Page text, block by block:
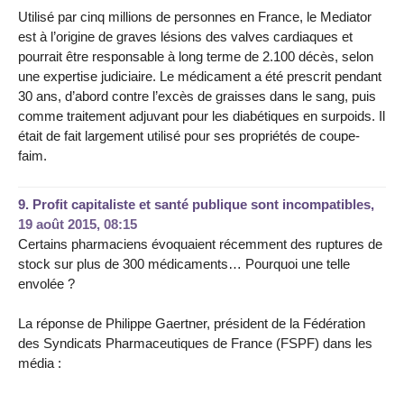
Utilisé par cinq millions de personnes en France, le Mediator
est à l’origine de graves lésions des valves cardiaques et
pourrait être responsable à long terme de 2.100 décès, selon
une expertise judiciaire. Le médicament a été prescrit pendant
30 ans, d’abord contre l’excès de graisses dans le sang, puis
comme traitement adjuvant pour les diabétiques en surpoids. Il
était de fait largement utilisé pour ses propriétés de coupe-
faim.
9. Profit capitaliste et santé publique sont incompatibles,
19 août 2015, 08:15
Certains pharmaciens évoquaient récemment des ruptures de
stock sur plus de 300 médicaments… Pourquoi une telle
envolée ?
La réponse de Philippe Gaertner, président de la Fédération
des Syndicats Pharmaceutiques de France (FSPF) dans les
média :